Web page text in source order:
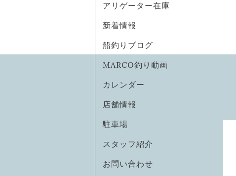
アリゲーター在庫
新着情報
船釣りブログ
MARCO釣り動画
カレンダー
店舗情報
駐車場
スタッフ紹介
お問い合わせ